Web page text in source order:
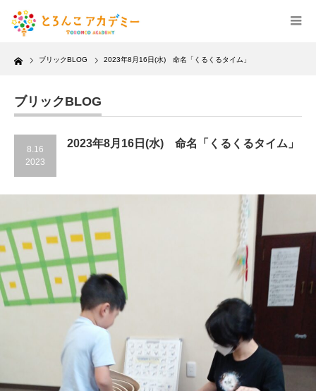
Home ブリックBLOG 2023年8月16日(水) 命名「くるくるタイム」
ブリックBLOG
8.16
2023
2023年8月16日(水) 命名「くるくるタイム」